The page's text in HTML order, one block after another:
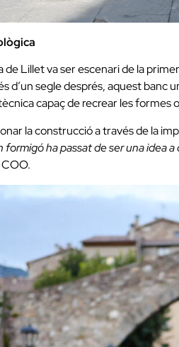
Lillet va ser escenari de la
d’un segle després, aquest banc
capaç de recrear les
la construcció a través de la
formigó ha passat de ser una